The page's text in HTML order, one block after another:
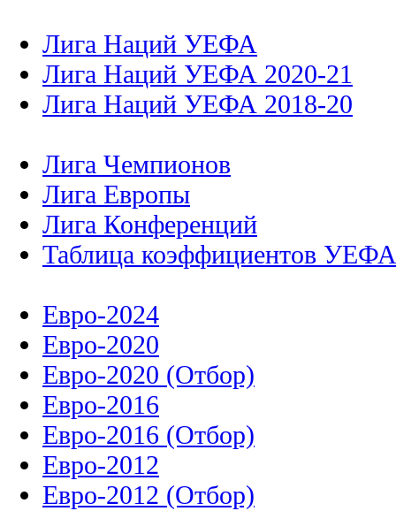
Лига Наций УЕФА
Лига Наций УЕФА 2020-21
Лига Наций УЕФА 2018-20
Лига Чемпионов
Лига Европы
Лига Конференций
Таблица коэффициентов УЕФА
Евро-2024
Евро-2020
Евро-2020 (Отбор)
Евро-2016
Евро-2016 (Отбор)
Евро-2012
Евро-2012 (Отбор)